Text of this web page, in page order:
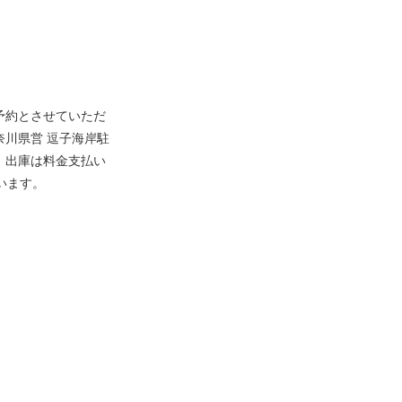
約とさせていただ
県営 逗子海岸駐
出庫は料金支払い
す。